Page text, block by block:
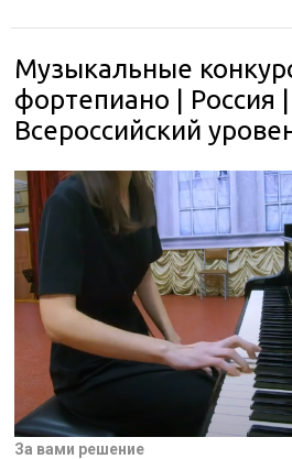
Музыкальные
фортепиано | Россия |
Всероссийский
За вами решение